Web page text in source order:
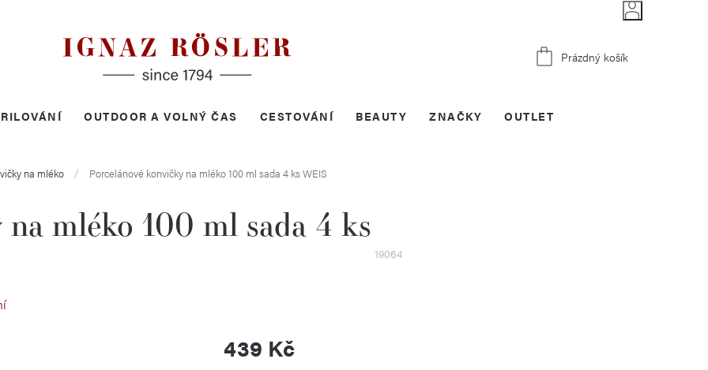
Nákupní
Prázdný košík
OUTDOOR A VOLNÝ ČAS CESTOVÁNÍ BEAUTY OUTLET
ZNAČKY
na mléko Porcelánové konvičky na mléko 100 ml sada 4 ksWEIS
mléko 100 ml sada 4 ks
19064
439 Kč